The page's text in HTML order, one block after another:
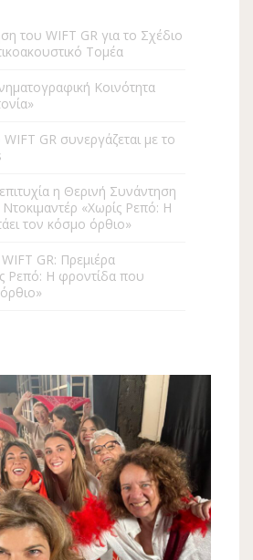
του WIFT GR για το Σχέδιο
Τομέα
Κοινότητα
GR συνεργάζεται με το
η Θερινή Συνάντηση
«Χωρίς Ρεπό: Η
τον κόσμο όρθιο»
GR: Πρεμιέρα
Ρεπό: Η φροντίδα που